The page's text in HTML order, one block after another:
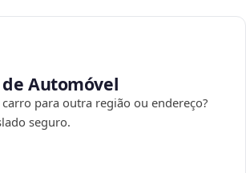
Automóvel
carro para outra região ou endereço?
seguro.